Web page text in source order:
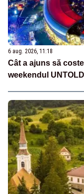
6 aug. 2026, 11:18
Cât a ajuns să
weekendul